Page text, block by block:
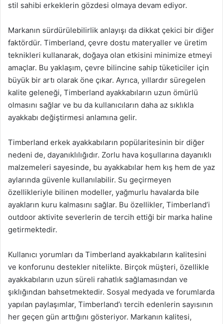
stil sahibi erkeklerin gözdesi olmaya devam ediyor.
Markanın sürdürülebilirlik anlayışı da dikkat çekici bir diğer
faktördür. Timberland, çevre dostu materyaller ve üretim
teknikleri kullanarak, doğaya olan etkisini minimize etmeyi
amaçlar. Bu yaklaşım, çevre bilincine sahip tüketiciler için
büyük bir artı olarak öne çıkar. Ayrıca, yıllardır süregelen
kalite geleneği, Timberland ayakkabıların uzun ömürlü
olmasını sağlar ve bu da kullanıcıların daha az sıklıkla
ayakkabı değiştirmesi anlamına gelir.
Timberland erkek ayakkabıların popülaritesinin bir diğer
nedeni de, dayanıklılığıdır. Zorlu hava koşullarına dayanıklı
malzemeleri sayesinde, bu ayakkabılar hem kış hem de yaz
aylarında güvenle kullanılabilir. Su geçirmeyen
özellikleriyle bilinen modeller, yağmurlu havalarda bile
ayakların kuru kalmasını sağlar. Bu özellikler, Timberland’i
outdoor aktivite severlerin de tercih ettiği bir marka haline
getirmektedir.
Kullanıcı yorumları da Timberland ayakkabıların kalitesini
ve konforunu destekler nitelikte. Birçok müşteri, özellikle
ayakkabıların uzun süreli rahatlık sağlamasından ve
şıklığından bahsetmektedir. Sosyal medyada ve forumlarda
yapılan paylaşımlar, Timberland’ı tercih edenlerin sayısının
her geçen gün arttığını gösteriyor. Markanın kalitesi,